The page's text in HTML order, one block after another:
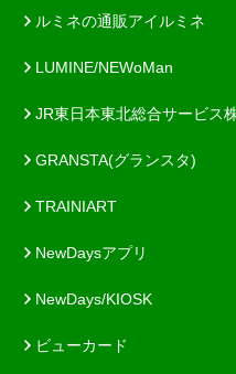
ルミネの通販アイルミネ
LUMINE/NEWoMan
JR東日本東北総合サービス
GRANSTA(グランスタ)
TRAINIART
NewDaysアプリ
NewDays/KIOSK
ビューカード